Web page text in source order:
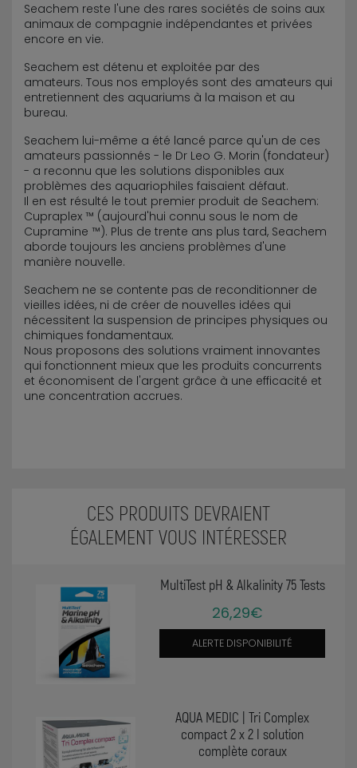
Seachem reste l'une des rares sociétés de soins aux
animaux de compagnie indépendantes et privées
encore en vie.
Seachem est détenu et exploitée par des
amateurs. Tous nos employés sont des amateurs qui
entretiennent des aquariums à la maison et au
bureau.
Seachem lui-même a été lancé parce qu'un de ces
amateurs passionnés - le Dr Leo G. Morin (fondateur)
- a reconnu que les solutions disponibles aux
problèmes des aquariophiles faisaient défaut.
Il en est résulté le tout premier produit de Seachem:
Cupraplex ™ (aujourd'hui connu sous le nom de
Cupramine ™). Plus de trente ans plus tard, Seachem
aborde toujours les anciens problèmes d'une
manière nouvelle.
Seachem ne se contente pas de reconditionner de
vieilles idées, ni de créer de nouvelles idées qui
nécessitent la suspension de principes physiques ou
chimiques fondamentaux.
Nous proposons des solutions vraiment innovantes
qui fonctionnent mieux que les produits concurrents
et économisent de l'argent grâce à une efficacité et
une concentration accrues.
CES PRODUITS DEVRAIENT
ÉGALEMENT VOUS INTÉRESSER
MultiTest pH & Alkalinity 75 Tests
26,29€
ALERTE DISPONIBILITÉ
AQUA MEDIC | Tri Complex
compact 2 x 2 l solution
complète coraux